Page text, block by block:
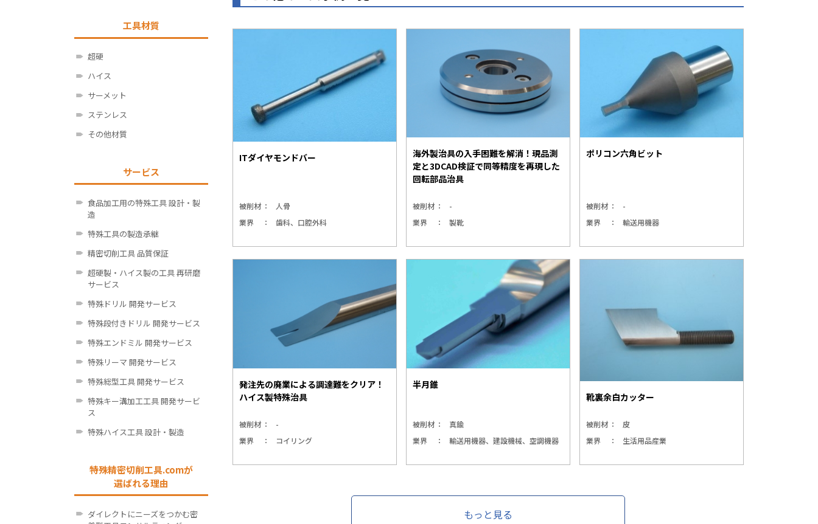
ITダイヤモンドバー
被削材
人骨
業界
歯科、口腔外科
海外製治具の入手困難を解消！現品測
定と3DCAD検証で同等精度を再現した
回転部品治具
被削材
-
業界
製靴
ポリコン六角ビット
被削材
-
業界
輸送用機器
発注先の廃業による調達難をクリア！
ハイス製特殊治具
被削材
-
業界
コイリング
半月錐
被削材
真鍮
業界
輸送用機器、建設機械、空調機器
靴裏余白カッター
被削材
皮
業界
生活用品産業
もっと見る
工具材質
超硬
ハイス
サーメット
ステンレス
その他材質
サービス
食品加工用の特殊工具 設計・製
造
特殊工具の製造承継
精密切削工具 品質保証
超硬製・ハイス製の工具 再研磨
サービス
特殊ドリル 開発サービス
特殊段付きドリル 開発サービス
特殊エンドミル 開発サービス
特殊リーマ 開発サービス
特殊総型工具 開発サービス
特殊キー溝加工工具 開発サービ
ス
特殊ハイス工具 設計・製造
特殊精密切削工具.comが
選ばれる理由
ダイレクトにニーズをつかむ密